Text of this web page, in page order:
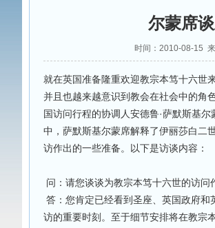
尔蒙席
时间：2010-08-15
就在英国准备隆重欢迎教宗本笃十六世
并且也越来越意识到教会在社会中的角
国访问行程的协调人安德鲁·萨默斯基
中，萨默斯基尔蒙席解释了伊丽莎白二
访作出的一些准备。以下是访谈内容：
问：请您谈谈为教宗本笃十六世的访问
答：您肯定已经看到圣座、英国政府
访的重要时刻。至于细节安排将在教宗